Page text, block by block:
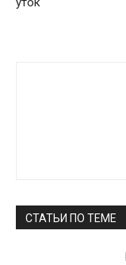
СТАТЬИ ПО ТЕМЕ